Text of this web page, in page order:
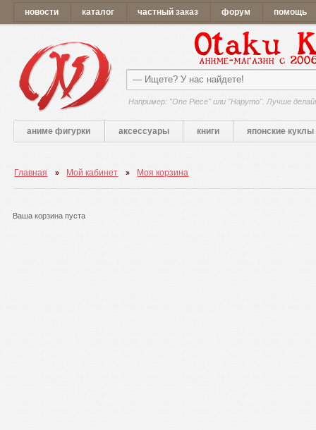
новости каталог частный заказ форум помощь
Например: "One Piece" или "Наруто". Лучше
аниме фигурки аксессуары книги японские куклы
Главная Мой кабинет Моя корзина
Ваша корзина пуста